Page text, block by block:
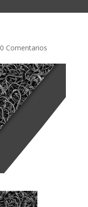
0 Comentarios